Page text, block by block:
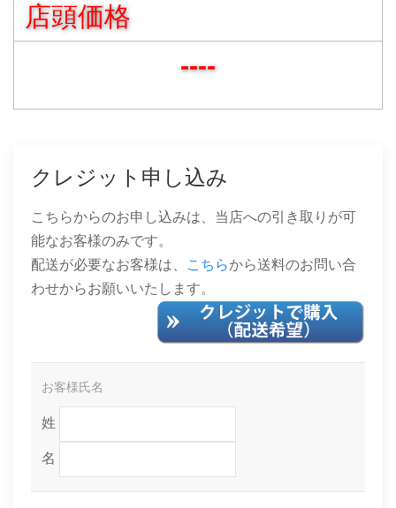
店頭価格
----
クレジット申し込み
こちらからのお申し込みは、当店への引き取りが可
能なお客様のみです。
配送が必要なお客様は、
こちらから送料のお問い合
わせからお願いいたします。
お客様氏名
姓
名